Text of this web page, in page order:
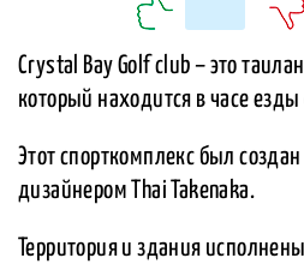
Crystal Bay Golf club – это
который находится в часе езды
Этот спорткомплекс был
дизайнером Thai Takenaka.
Территория и здания